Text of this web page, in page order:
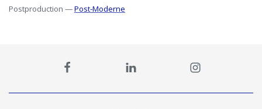
Postproduction —Post-Moderne